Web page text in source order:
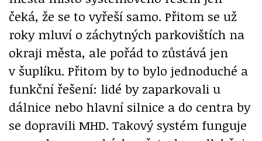
čeká, že se to vyřeší samo. Přitom se už
roky mluví o záchytných parkovištích na
okraji města, ale pořád to zůstává jen
v šuplíku. Přitom by to bylo jednoduché a
funkční řešení: lidé by zaparkovali u
dálnice nebo hlavní silnice a do centra by
se dopravili MHD. Takový systém funguje